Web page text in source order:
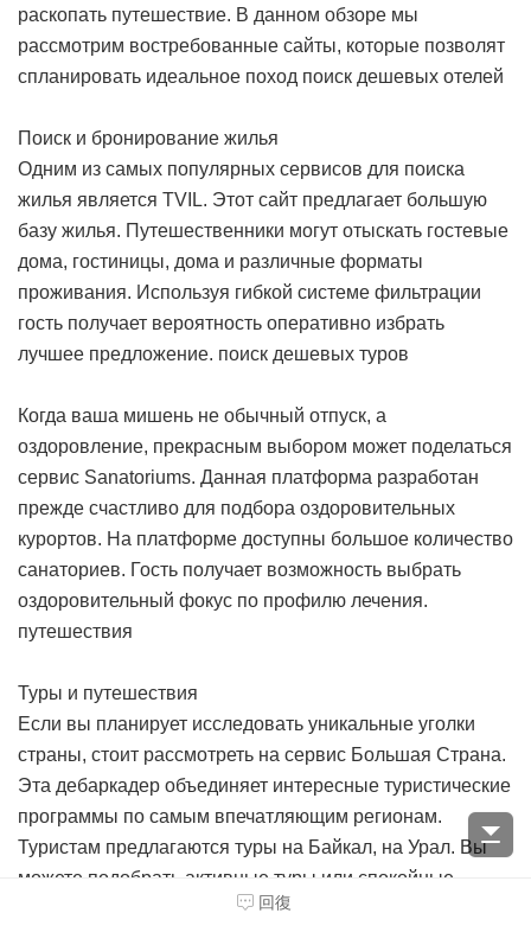
раскопать путешествие. В данном обзоре мы
рассмотрим востребованные сайты, которые позволят
спланировать идеальное поход поиск дешевых отелей
Поиск и бронирование жилья
Одним из самых популярных сервисов для поиска
жилья является TVIL. Этот сайт предлагает большую
базу жилья. Путешественники могут отыскать гостевые
дома, гостиницы, дома и различные форматы
проживания. Используя гибкой системе фильтрации
гость получает вероятность оперативно избрать
лучшее предложение. поиск дешевых туров
Когда ваша мишень не обычный отпуск, а
оздоровление, прекрасным выбором может поделаться
сервис Sanatoriums. Данная платформа разработан
прежде счастливо для подбора оздоровительных
курортов. На платформе доступны большое количество
санаториев. Гость получает возможность выбрать
оздоровительный фокус по профилю лечения.
путешествия
Туры и путешествия
Если вы планирует исследовать уникальные уголки
страны, стоит рассмотреть на сервис Большая Страна.
Эта дебаркадер объединяет интересные туристические
программы по самым впечатляющим регионам.
Туристам предлагаются туры на Байкал, на Урал. Вы
можете подобрать активные туры или спокойные
поиск дешевых туров
回復